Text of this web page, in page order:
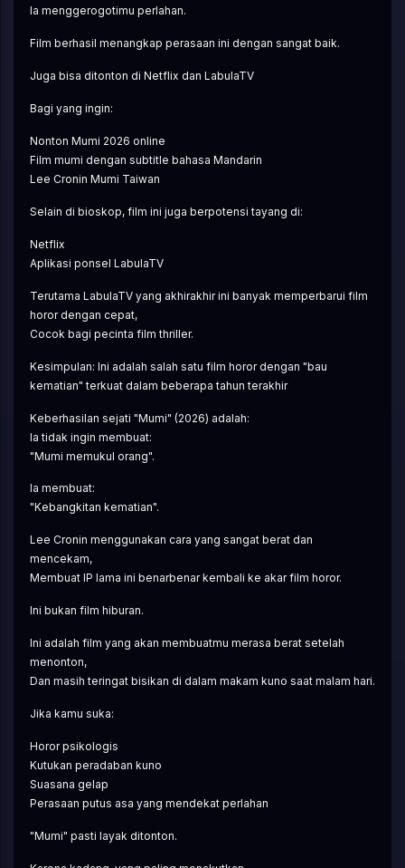
Ia menggerogotimu perlahan.
Film berhasil menangkap perasaan ini dengan sangat baik.
Juga bisa ditonton di Netflix dan LabulaTV
Bagi yang ingin:
Nonton Mumi 2026 online
Film mumi dengan subtitle bahasa Mandarin
Lee Cronin Mumi Taiwan
Selain di bioskop, film ini juga berpotensi tayang di:
Netflix
Aplikasi ponsel LabulaTV
Terutama LabulaTV yang akhirakhir ini banyak memperbarui film
horor dengan cepat,
Cocok bagi pecinta film thriller.
Kesimpulan: Ini adalah salah satu film horor dengan "bau
kematian" terkuat dalam beberapa tahun terakhir
Keberhasilan sejati "Mumi" (2026) adalah:
Ia tidak ingin membuat:
"Mumi memukul orang".
Ia membuat:
"Kebangkitan kematian".
Lee Cronin menggunakan cara yang sangat berat dan
mencekam,
Membuat IP lama ini benarbenar kembali ke akar film horor.
Ini bukan film hiburan.
Ini adalah film yang akan membuatmu merasa berat setelah
menonton,
Dan masih teringat bisikan di dalam makam kuno saat malam hari.
Jika kamu suka:
Horor psikologis
Kutukan peradaban kuno
Suasana gelap
Perasaan putus asa yang mendekat perlahan
"Mumi" pasti layak ditonton.